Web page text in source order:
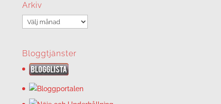
Arkiv
Arkiv
Bloggtjänster